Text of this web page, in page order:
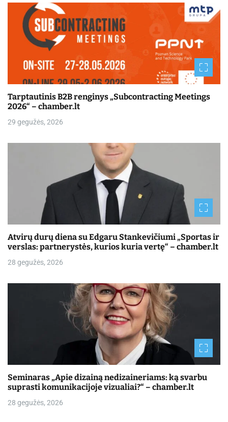
Tarptautinis B2B renginys „Subcontracting Meetings
2026“ – chamber.lt
29 gegužės, 2026
Atvirų durų diena su Edgaru Stankevičiumi „Sportas ir
verslas: partnerystės, kurios kuria vertę“ – chamber.lt
28 gegužės, 2026
Seminaras „Apie dizainą nedizaineriams: ką svarbu
suprasti komunikacijoje vizualiai?“ – chamber.lt
28 gegužės, 2026